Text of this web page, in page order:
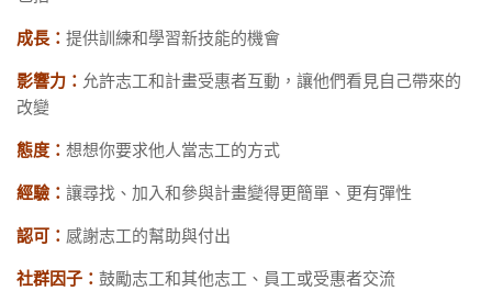
成長： 提供訓練和學習新技能的機會
影響力： 允許志工和計畫受惠者互動，讓他們看見自己帶來的
改變
態度： 想想你要求他人當志工的方式
經驗： 讓尋找、加入和參與計畫變得更簡單、更有彈性
認可： 感謝志工的幫助與付出
社群因子： 鼓勵志工和其他志工、員工或受惠者交流